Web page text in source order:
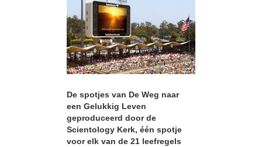
De spotjes van De Weg naar
een Gelukkig Leven
geproduceerd door de
Scientology Kerk, één spotje
voor elk van de 21 leefregels